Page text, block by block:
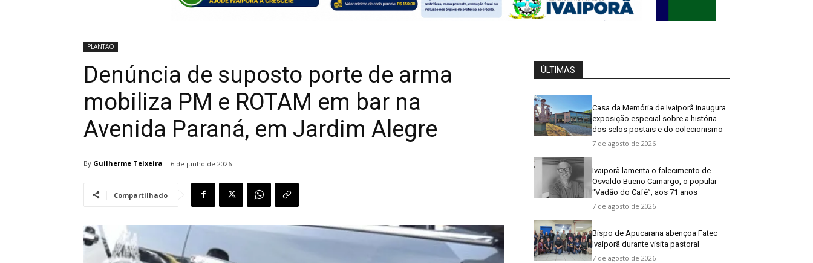
PLANTÃO
Denúncia de suposto porte de arma
mobiliza PM e ROTAM em bar na
Avenida Paraná, em Jardim Alegre
By Guilherme Teixeira 6 de junho de 2026
Compartilhado
ÚLTIMAS
Casa da Memória de Ivaiporã inaugura
exposição especial sobre a história
dos selos postais e do colecionismo
7 de agosto de 2026
Ivaiporã lamenta o falecimento de
Osvaldo Bueno Camargo, o popular
“Vadão do Café”, aos 71 anos
7 de agosto de 2026
Bispo de Apucarana abençoa Fatec
Ivaiporã durante visita pastoral
7 de agosto de 2026